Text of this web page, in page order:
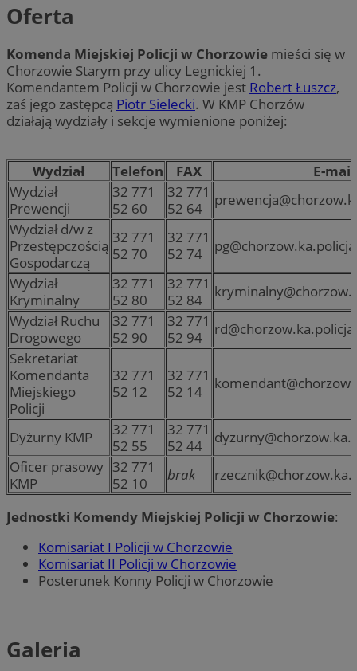
Oferta
Komenda Miejskiej Policji w Chorzowie mieści się w
Chorzowie Starym przy ulicy Legnickiej 1.
Komendantem Policji w Chorzowie jest Robert Łuszcz,
zaś jego zastępcą Piotr Sielecki. W KMP Chorzów
działają wydziały i sekcje wymienione poniżej:
Wydział Telefon FAX
E-mail
Wydział
Prewencji
32 771
52 60
32 771
52 64
Wydział d/w z
Przestępczością
Gospodarczą
32 771
52 70
32 771
52 74
Wydział
Kryminalny
32 771
52 80
32 771
52 84
Wydział Ruchu
Drogowego
32 771
52 90
32 771
52 94
Sekretariat
Komendanta
Miejskiego
Policji
32 771
52 12
32 771
52 14
Dyżurny KMP
32 771
52 55
32 771
52 44
Oficer prasowy
KMP
32 771
52 10
brak
Jednostki Komendy Miejskiej Policji w Chorzowie:
Komisariat I Policji w Chorzowie
Komisariat II Policji w Chorzowie
Posterunek Konny Policji w Chorzowie
Galeria